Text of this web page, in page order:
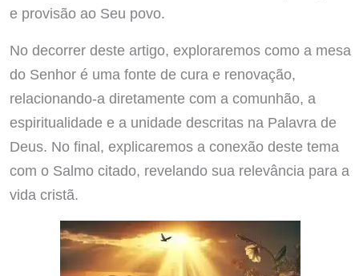
e provisão ao Seu povo.
No decorrer deste artigo, exploraremos como a mesa
do Senhor é uma fonte de cura e renovação,
relacionando-a diretamente com a comunhão, a
espiritualidade e a unidade descritas na Palavra de
Deus. No final, explicaremos a conexão deste tema
com o Salmo citado, revelando sua relevância para a
vida cristã.